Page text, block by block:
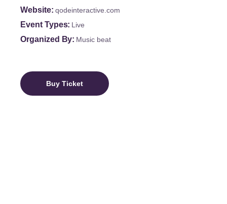
Website qodeinteractive.com
Event Types Live
Organized By Music beat
Buy Ticket